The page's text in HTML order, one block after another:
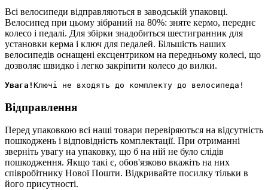
Всі велосипеди відправляються в заводській упаковці.
Велосипед при цьому зібраний на 80%: зняте кермо, переднє
колесо і педалі. Для збірки знадобиться шестигранник для
установки керма і ключ для педалей. Більшість наших
велосипедів оснащені ексцентриком на передньому колесі, що
дозволяє швидко і легко закріпити колесо до вилки.
Увага!
Відправлення
Перед упаковкою всі наші товари перевіряються на відсутність
пошкоджень і відповідність комплектації. При отриманні
зверніть увагу на упаковку, що б на ній не було слідів
пошкодження. Якщо такі є, обов'язково вкажіть на них
співробітнику Нової Пошти. Відкривайте посилку тільки в
його присутності.